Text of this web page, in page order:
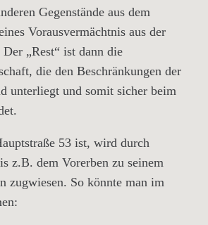
Gegenstände aus dem
Vorausvermächtnis aus der
„Rest“ ist dann die
die den Beschränkungen der
unterliegt und somit sicher beim
53 ist, wird durch
z.B. dem Vorerben zu seinem
zugwiesen. So könnte man im